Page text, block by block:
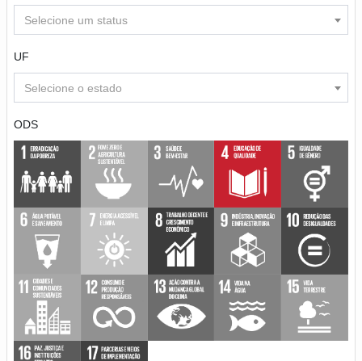
Selecione um status
UF
Selecione o estado
ODS